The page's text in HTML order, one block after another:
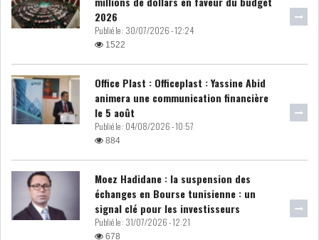
2026
Publié le : 30/07/2026 - 12:24
1522
Office Plast : Officeplast : Yassine Abid
animera une communication financière
le 5 août
Publié le : 04/08/2026 - 10:57
884
Moez Hadidane : la suspension des
échanges en Bourse tunisienne : un
signal clé pour les investisseurs
Publié le : 31/07/2026 - 12:21
678